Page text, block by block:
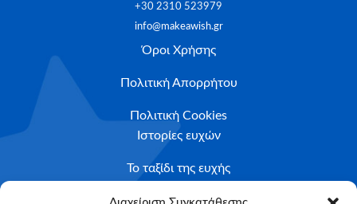
+30 2310 523979
info@makeawish.gr
Όροι Χρήσης
Πολιτική Απορρήτου
Πολιτική Cookies
Ιστορίες ευχών
Το ταξίδι της ευχής
Κριτήρια Καταλληλότητας